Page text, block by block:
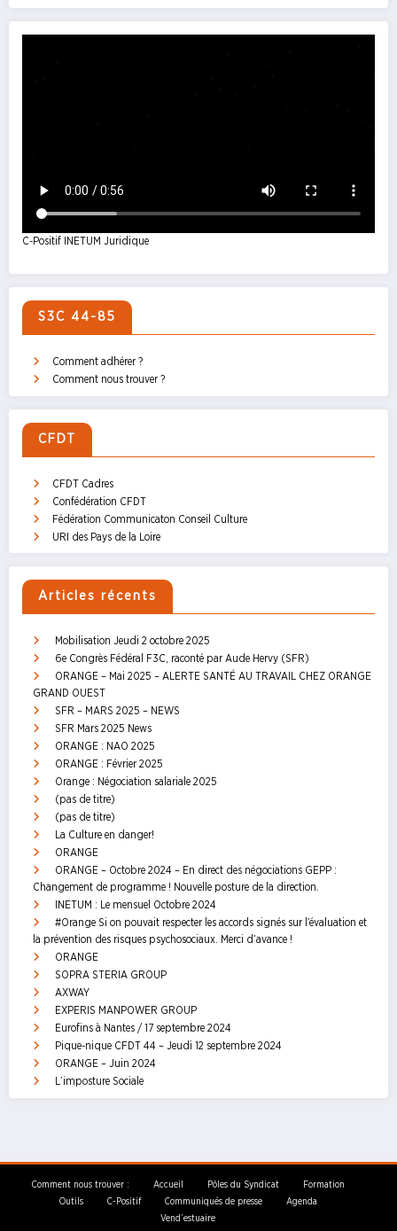
C-Positif INETUM Juridique
S3C 44-85
Comment adhérer ?
Comment nous trouver ?
CFDT
CFDT Cadres
Confédération CFDT
Fédération Communicaton Conseil Culture
URI des Pays de la Loire
Articles récents
Mobilisation Jeudi 2 octobre 2025
6e Congrès Fédéral F3C, raconté par Aude Hervy (SFR)
ORANGE – Mai 2025 – ALERTE SANTÉ AU TRAVAIL CHEZ ORANGE
GRAND OUEST
SFR – MARS 2025 – NEWS
SFR Mars 2025 News
ORANGE : NAO 2025
ORANGE : Février 2025
Orange : Négociation salariale 2025
(pas de titre)
(pas de titre)
La Culture en danger!
ORANGE
ORANGE – Octobre 2024 – En direct des négociations GEPP :
Changement de programme ! Nouvelle posture de la direction.
INETUM : Le mensuel Octobre 2024
#Orange Si on pouvait respecter les accords signés sur l’évaluation et
la prévention des risques psychosociaux. Merci d’avance !
ORANGE
SOPRA STERIA GROUP
AXWAY
EXPERIS MANPOWER GROUP
Eurofins à Nantes / 17 septembre 2024
Pique-nique CFDT 44 – Jeudi 12 septembre 2024
ORANGE – Juin 2024
L’imposture Sociale
Comment nous trouver : Accueil Pôles du Syndicat
Formation
Outils
C-Positif Communiqués de presse
Agenda
Vend’estuaire